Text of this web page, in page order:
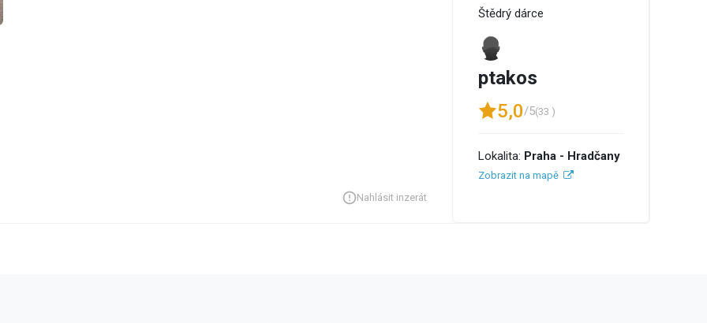
Nahlásit inzerát
Štědrý dárce
ptakos
5,0/5(33 )
Lokalita: Praha - Hradčany
Zobrazit na mapě